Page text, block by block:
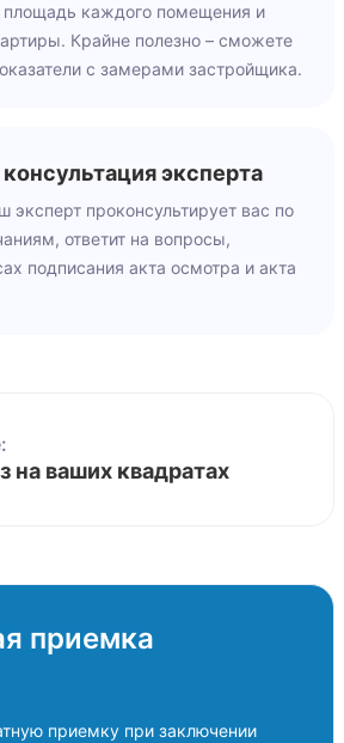
площадь каждого помещения и
Крайне полезно – сможете
с замерами застройщика.
эксперта
эксперт проконсультирует вас по
ответит на вопросы,
подписания акта осмотра и акта
на ваших квадратах
приемка
приемку при заключении